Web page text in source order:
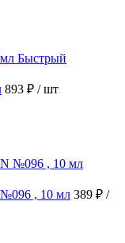
Быстрый
893 ₽ / шт
, 10 мл 389 ₽ /